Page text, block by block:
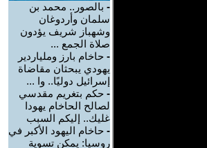
- بالصور.. محمد بن
سلمان وأردوغان
وشهباز شريف يؤدون
صلاة الجمع ...
- حاخام بارز وملياردير
يهودي يبحثان مقاضاة
إسرائيل دوليًا.. وا ...
- حكم بتغريم مقدسي
لصالح الحاخام يهودا
غليك.. إليكم السبب
- حاخام اليهود الأكبر في
روسيا: يمكن تسوية